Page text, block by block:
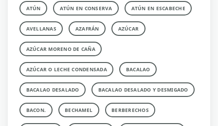
ATÚN ATÚN EN CONSERVA ATÚN EN ESCABECHE
AVELLANAS AZAFRÁN AZÚCAR
AZÚCAR MORENO DE CAÑA
AZÚCAR O LECHE CONDENSADA BACALAO
BACALAO DESALADO BACALAO DESALADO Y DESMIGADO
BACON. BECHAMEL BERBERECHOS